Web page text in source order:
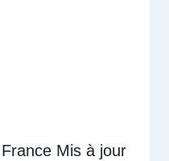
Mis à jour